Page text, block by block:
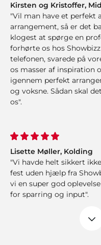
Kirsten og Kristoffer,
"Vil man have et perfekt
arrangement, så er det
klogest at spørge en
forhørte os hos
telefonen, svarede på
os masser af inspiration
igennem perfekt
og voksne. Sådan skal
os".
Lisette Møller, Kolding
"Vi havde helt sikkert
fest uden hjælp fra
vi en super god
for sparring og input".
Bjørn Bendtsen,